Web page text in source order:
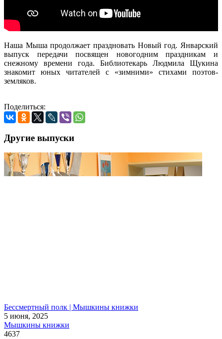
Наша Мыша продолжает праздновать Новый год. Январский
выпуск передачи посвящен новогодним праздникам и
снежному времени года. Библиотекарь Людмила Щукина
знакомит юных читателей с «зимними» стихами поэтов-
земляков.
Поделиться:
Другие выпуски
Бессмертный полк | Мышкины книжки
5 июня, 2025
Мышкины книжки
4637